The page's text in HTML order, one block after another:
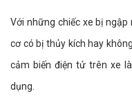
Với những chiếc xe bị
cơ có bị thủy kích hay
cảm biến điện tử trên xe
dụng.